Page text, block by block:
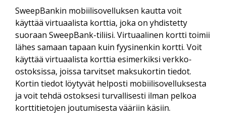
SweepBankin mobiilisovelluksen kautta voit
käyttää virtuaalista korttia, joka on yhdistetty
suoraan SweepBank-tiliisi. Virtuaalinen kortti toimii
lähes samaan tapaan kuin fyysinenkin kortti. Voit
käyttää virtuaalista korttia esimerkiksi verkko-
ostoksissa, joissa tarvitset maksukortin tiedot.
Kortin tiedot löytyvät helposti mobiilisovelluksesta
ja voit tehdä ostoksesi turvallisesti ilman pelkoa
korttitietojen joutumisesta vääriin käsiin.